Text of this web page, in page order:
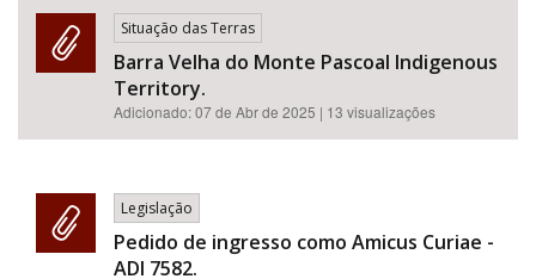
Situação das Terras
Barra Velha do Monte Pascoal Indigenous
Territory.
Adicionado:07 de Abr de 2025 | 13 visualizações
Legislação
Pedido de ingresso como Amicus Curiae -
ADI 7582.